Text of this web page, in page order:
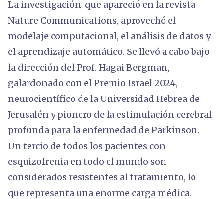
La investigación, que apareció en la revista
Nature Communications, aprovechó el
modelaje computacional, el análisis de datos y
el aprendizaje automático. Se llevó a cabo bajo
la dirección del Prof. Hagai Bergman,
galardonado con el Premio Israel 2024,
neurocientífico de la Universidad Hebrea de
Jerusalén y pionero de la estimulación cerebral
profunda para la enfermedad de Parkinson.
Un tercio de todos los pacientes con
esquizofrenia en todo el mundo son
considerados resistentes al tratamiento, lo
que representa una enorme carga médica.